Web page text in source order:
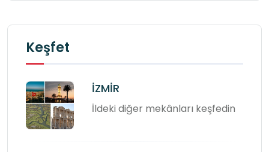
Keşfet
İZMİR
İldeki diğer mekânları keşfedin